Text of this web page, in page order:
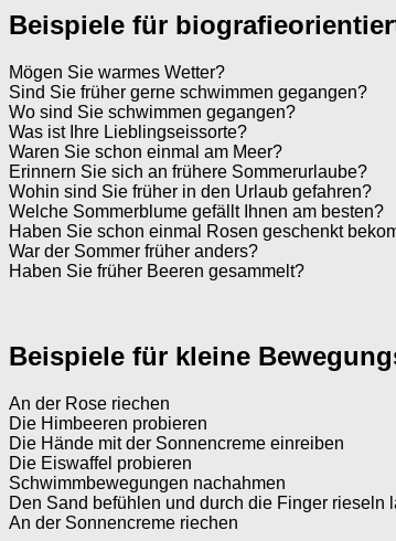
Beispiele für
Mögen Sie warmes Wetter?
Sind Sie früher gerne schwimmen gegangen?
Wo sind Sie schwimmen gegangen?
Was ist Ihre Lieblingseissorte?
Waren Sie schon einmal am Meer?
Erinnern Sie sich an frühere Sommerurlaube?
Wohin sind Sie früher in den Urlaub gefahren?
Welche Sommerblume gefällt Ihnen am besten?
Haben Sie schon einmal Rosen geschenkt
War der Sommer früher anders?
Haben Sie früher Beeren gesammelt?
Beispiele für kleine
An der Rose riechen
Die Himbeeren probieren
Die Hände mit der Sonnencreme einreiben
Die Eiswaffel probieren
Schwimmbewegungen nachahmen
Den Sand befühlen und durch die Finger rieseln
An der Sonnencreme riechen